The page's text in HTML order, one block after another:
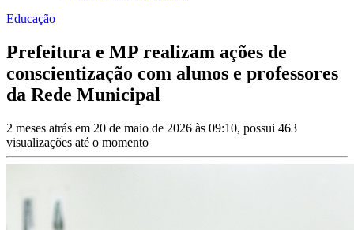
Educação
Prefeitura e MP realizam ações de
conscientização com alunos e professores
da Rede Municipal
2 meses atrás em 20 de maio de 2026 às 09:10, possui 463
visualizações até o momento